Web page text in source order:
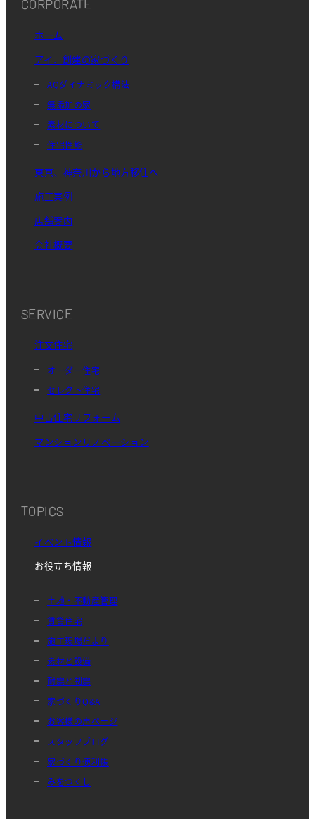
CORPORATE
ホーム
アイ．創建の家づくり
AQダイナミック構法
無添加の家
素材について
住宅性能
東京、神奈川から地方移住へ
施工実例
店舗案内
会社概要
SERVICE
注文住宅
オーダー住宅
セレクト住宅
中古住宅リフォーム
マンションリノベーション
TOPICS
イベント情報
お役立ち情報
土地・不動産管理
賃貸住宅
施工現場だより
素材と設備
耐震と制震
家づくりQ&A
お客様の声ページ
スタッフブログ
家づくり便利帳
みをつくし